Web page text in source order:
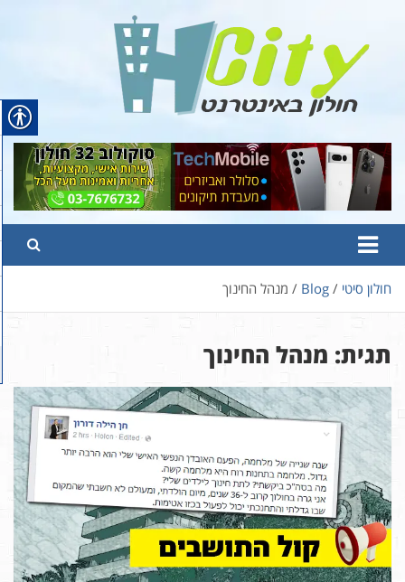
content
Hcity – חולון באינטרנט
פורטל החדשות והמידע של חולון
חולון סיטי Blog מנהל החינוך
תגית: מנהל החינוך